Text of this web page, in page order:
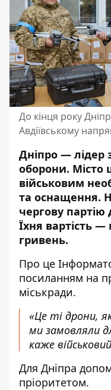
До кінця року
Авдіївському
Дніпро — лідер
оборони.
військовим
та оснащення.
чергову партію
Їхня вартість
гривень.
Про це
посиланням на
міськради.
«Це ті дрони,
ми замовляли
каже
Для Дніпра
пріоритетом.